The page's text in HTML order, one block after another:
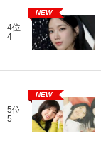
4位
4
NEW
5位
5
NEW